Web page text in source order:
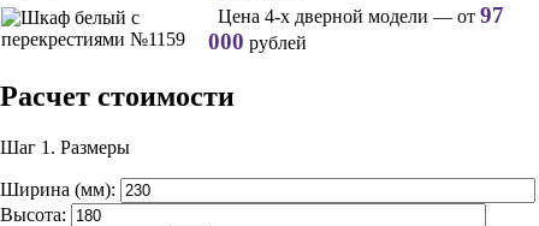
Цена 4-х дверной модели — от 97
000 рублей
Расчет стоимости
Шаг 1. Размеры
Ширина (мм):
Высота: